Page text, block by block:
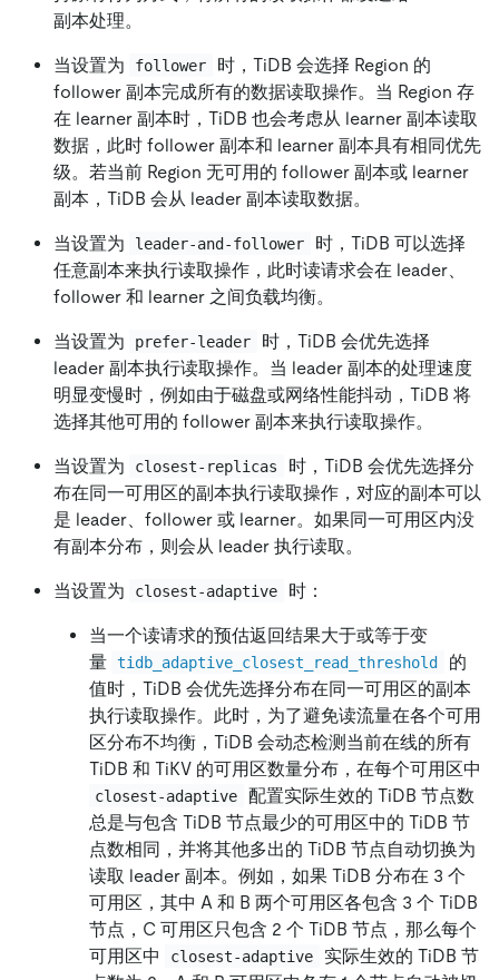
副本处理。
当设置为 follower
时，TiDB 会选择 Region 的
follower 副本完成所有的数据读取操作。当 Region 存
在 learner 副本时，TiDB 也会考虑从 learner 副本读取
数据，此时 follower 副本和 learner 副本具有相同优先
级。若当前 Region 无可用的 follower 副本或 learner
副本，TiDB 会从 leader 副本读取数据。
当设置为 leader-and-follower
时，TiDB 可以选择
任意副本来执行读取操作，此时读请求会在 leader、
follower 和 learner 之间负载均衡。
当设置为 prefer-leader
时，TiDB 会优先选择
leader 副本执行读取操作。当 leader 副本的处理速度
明显变慢时，例如由于磁盘或网络性能抖动，TiDB 将
选择其他可用的 follower 副本来执行读取操作。
当设置为 closest-replicas
时，TiDB 会优先选择分
布在同一可用区的副本执行读取操作，对应的副本可以
是 leader、follower 或 learner。如果同一可用区内没
有副本分布，则会从 leader 执行读取。
当设置为 closest-adaptive 时：
当一个读请求的预估返回结果大于或等于变
量 tidb_adaptive_closest_read_threshold
的
值时，TiDB 会优先选择分布在同一可用区的副本
执行读取操作。此时，为了避免读流量在各个可用
区分布不均衡，TiDB 会动态检测当前在线的所有
TiDB 和 TiKV 的可用区数量分布，在每个可用区中
closest-adaptive
配置实际生效的 TiDB 节点数
总是与包含 TiDB 节点最少的可用区中的 TiDB 节
点数相同，并将其他多出的 TiDB 节点自动切换为
读取 leader 副本。例如，如果 TiDB 分布在 3 个
可用区，其中 A 和 B 两个可用区各包含 3 个 TiDB
节点，C 可用区只包含 2 个 TiDB 节点，那么每个
可用区中
closest-adaptive
实际生效的 TiDB 节